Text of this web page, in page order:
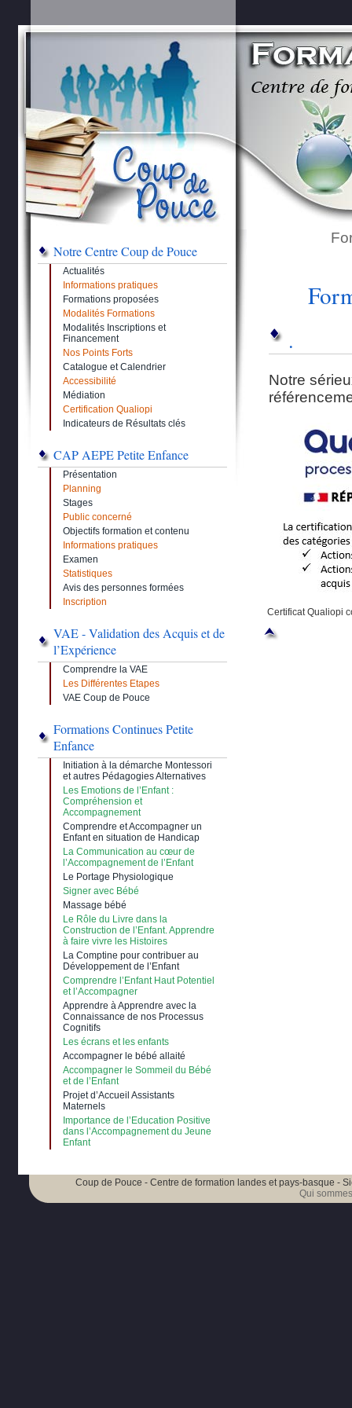
.
Notre
Certificat Qualiopi
Notre Centre Coup de Pouce
Actualités
Informations pratiques
Formations proposées
Modalités Formations
Modalités Inscriptions et
Financement
Nos Points Forts
Catalogue et Calendrier
Accessibilité
Médiation
Certification Qualiopi
Indicateurs de Résultats clés
CAP AEPE Petite Enfance
Présentation
Planning
Stages
Public concerné
Objectifs formation et contenu
Informations pratiques
Examen
Statistiques
Avis des personnes formées
Inscription
VAE - Validation des Acquis et de
l’Expérience
Comprendre la VAE
Les Différentes Etapes
VAE Coup de Pouce
Formations Continues Petite
Enfance
Initiation à la démarche Montessori
et autres Pédagogies Alternatives
Les Emotions de l’Enfant :
Compréhension et
Accompagnement
Comprendre et Accompagner un
Enfant en situation de Handicap
La Communication au cœur de
l’Accompagnement de l’Enfant
Le Portage Physiologique
Signer avec Bébé
Massage bébé
Le Rôle du Livre dans la
Construction de l’Enfant. Apprendre
à faire vivre les Histoires
La Comptine pour contribuer au
Développement de l’Enfant
Comprendre l’Enfant Haut Potentiel
et l’Accompagner
Apprendre à Apprendre avec la
Connaissance de nos Processus
Cognitifs
Les écrans et les enfants
Accompagner le bébé allaité
Accompagner le Sommeil du Bébé
et de l’Enfant
Projet d’Accueil Assistants
Maternels
Importance de l’Education Positive
dans l’Accompagnement du Jeune
Enfant
Coup de Pouce - Centre de formation landes et pays-basque -
Qui